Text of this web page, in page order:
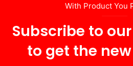
With Product You
Subscribe to
to get the